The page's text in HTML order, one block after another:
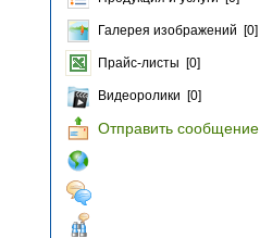
Галерея изображений [0]
Прайс-листы [0]
Видеоролики [0]
Отправить сообщение